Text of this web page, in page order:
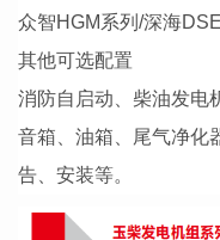
众智HGM系列/深海
其他可选配置
消防自启动、柴油发电
音箱、油箱、尾气净化
告、安装等。